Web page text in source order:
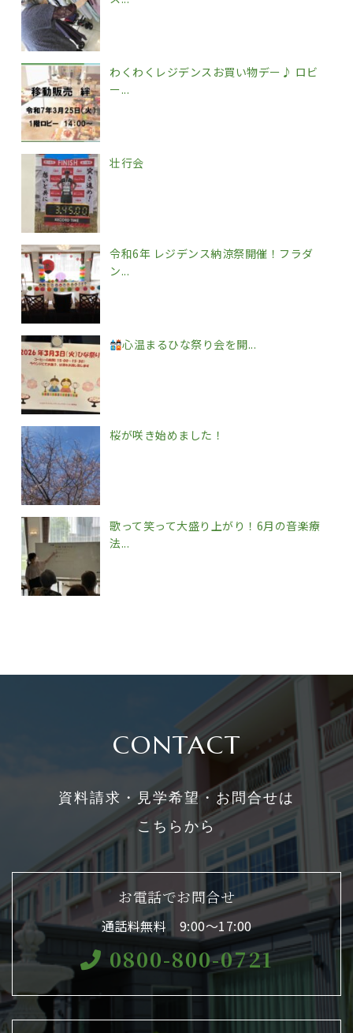
わくわくレジデンスお買い物デー♪ ロビ
ー...
壮行会
令和6年 レジデンス納涼祭開催！フラダ
ン...
心温まるひな祭り会を開...
桜が咲き始めました！
歌って笑って大盛り上がり！6月の音楽療
法...
CONTACT
資料請求・見学希望・お問合せは
こちらから
お電話でお問合せ
通話料無料 9:00〜17:00
0800-800-0721